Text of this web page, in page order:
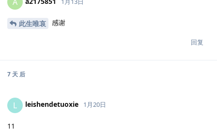
此生唯哀 感谢
回复
7 天 后
L leishendetuoxie 1月20日
11